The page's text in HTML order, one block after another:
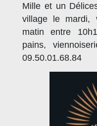
Mille et un
village le mardi,
matin entre
pains,
09.50.01.68.84